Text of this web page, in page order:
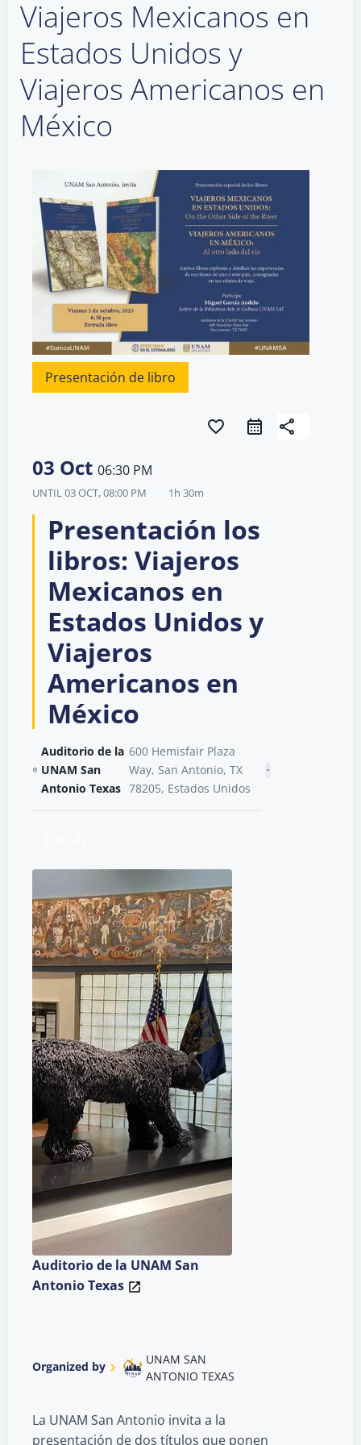
Viajeros Mexicanos en
Estados Unidos y
Viajeros Americanos en
México
Presentación de libro
favorite_border share
03 Oct 06:30 PM
UNTIL03 OCT, 08:00 PM 1h 30m
Presentación los
libros: Viajeros
Mexicanos en
Estados Unidos y
Viajeros
Americanos en
México
Auditorio de la
UNAM San
Antonio Texas
600 Hemisfair Plaza
Way, San Antonio, TX
78205, Estados Unidos
Auditorio de la UNAM San
Antonio Texas
Organized by
UNAM SAN
ANTONIO TEXAS
La UNAM San Antonio invita a la
presentación de dos títulos que ponen